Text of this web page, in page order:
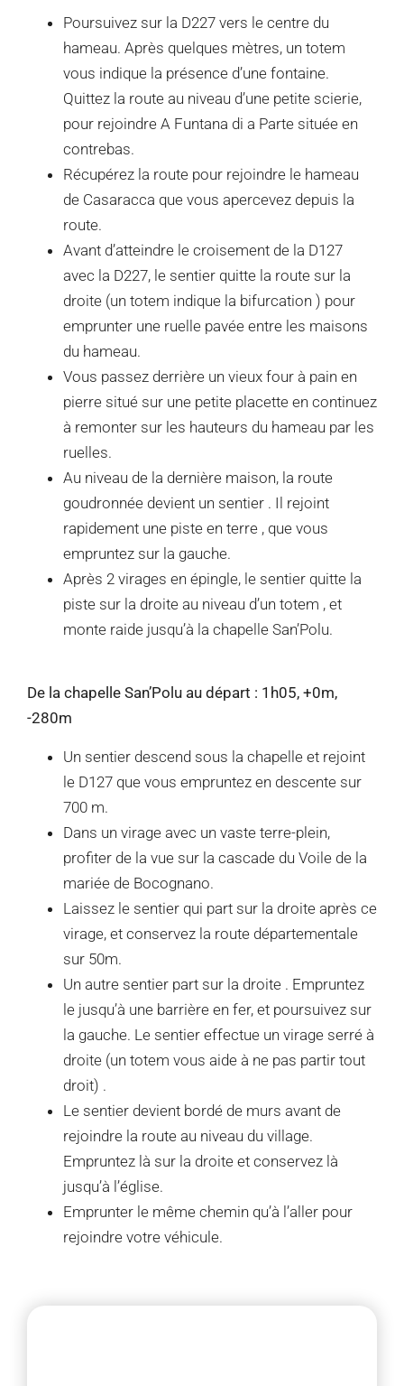
Poursuivez sur la D227 vers le centre du
hameau. Après quelques mètres, un totem
vous indique la présence d’une fontaine.
Quittez la route au niveau d’une petite scierie,
pour rejoindre A Funtana di a Parte située en
contrebas.
Récupérez la route pour rejoindre le hameau
de Casaracca que vous apercevez depuis la
route.
Avant d’atteindre le croisement de la D127
avec la D227, le sentier quitte la route sur la
droite (un totem indique la bifurcation ) pour
emprunter une ruelle pavée entre les maisons
du hameau.
Vous passez derrière un vieux four à pain en
pierre situé sur une petite placette en continuez
à remonter sur les hauteurs du hameau par les
ruelles.
Au niveau de la dernière maison, la route
goudronnée devient un sentier . Il rejoint
rapidement une piste en terre , que vous
empruntez sur la gauche.
Après 2 virages en épingle, le sentier quitte la
piste sur la droite au niveau d’un totem , et
monte raide jusqu’à la chapelle San’Polu.
De la chapelle San’Polu au départ : 1h05, +0m,
-280m
Un sentier descend sous la chapelle et rejoint
le D127 que vous empruntez en descente sur
700 m.
Dans un virage avec un vaste terre-plein,
profiter de la vue sur la cascade du Voile de la
mariée de Bocognano.
Laissez le sentier qui part sur la droite après ce
virage, et conservez la route départementale
sur 50m.
Un autre sentier part sur la droite . Empruntez
le jusqu’à une barrière en fer, et poursuivez sur
la gauche. Le sentier effectue un virage serré à
droite (un totem vous aide à ne pas partir tout
droit) .
Le sentier devient bordé de murs avant de
rejoindre la route au niveau du village.
Empruntez là sur la droite et conservez là
jusqu’à l’église.
Emprunter le même chemin qu’à l’aller pour
rejoindre votre véhicule.